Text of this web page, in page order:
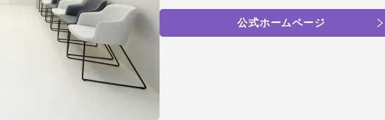
公式ホームページ